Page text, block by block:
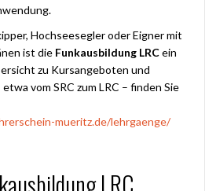
Hochseesegler oder Eigner mit
ist die Funkausbildung LRCein
zu Kursangeboten und
vom SRC zum LRC – finden Sie
mueritz.de/lehrgaenge/